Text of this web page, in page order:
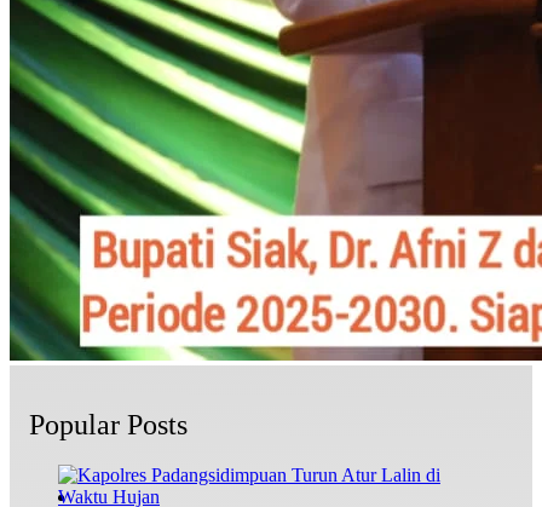
Popular Posts